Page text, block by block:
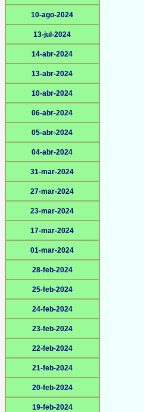
10-ago-2024
13-jul-2024
14-abr-2024
13-abr-2024
10-abr-2024
06-abr-2024
05-abr-2024
04-abr-2024
31-mar-2024
27-mar-2024
23-mar-2024
17-mar-2024
01-mar-2024
28-feb-2024
25-feb-2024
24-feb-2024
23-feb-2024
22-feb-2024
21-feb-2024
20-feb-2024
19-feb-2024